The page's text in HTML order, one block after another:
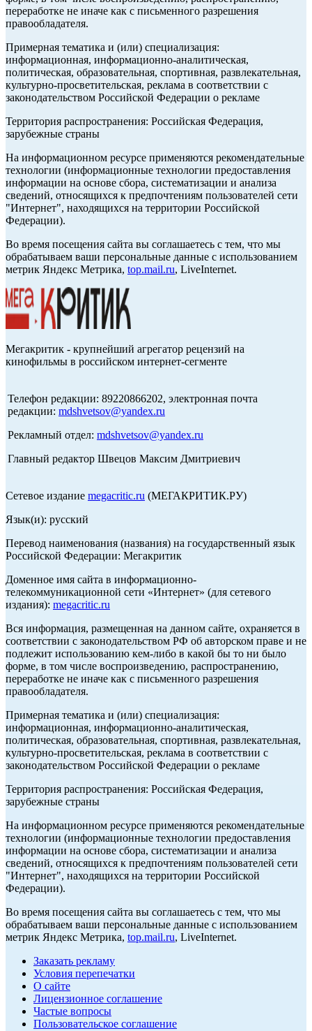
переработке не иначе как с письменного разрешения
правообладателя.
Примерная тематика и (или) специализация:
информационная, информационно-аналитическая,
политическая, образовательная, спортивная, развлекательная,
культурно-просветительская, реклама в соответствии с
законодательством Российской Федерации о рекламе
Территория распространения: Российская Федерация,
зарубежные страны
На информационном ресурсе применяются рекомендательные
технологии (информационные технологии предоставления
информации на основе сбора, систематизации и анализа
сведений, относящихся к предпочтениям пользователей сети
"Интернет", находящихся на территории Российской
Федерации).
Во время посещения сайта вы соглашаетесь с тем, что мы
обрабатываем ваши персональные данные с использованием
метрик Яндекс Метрика, top.mail.ru, LiveInternet.
Мегакритик - крупнейший агрегатор рецензий на
кинофильмы в российском интернет-сегменте
Телефон редакции: 89220866202, электронная почта
редакции: mdshvetsov@yandex.ru
Рекламный отдел: mdshvetsov@yandex.ru
Главный редактор Швецов Максим Дмитриевич
Сетевое издание megacritic.ru (МЕГАКРИТИК.РУ)
Язык(и): русский
Перевод наименования (названия) на государственный язык
Российской Федерации: Мегакритик
Доменное имя сайта в информационно-
телекоммуникационной сети «Интернет» (для сетевого
издания): megacritic.ru
Вся информация, размещенная на данном сайте, охраняется в
соответствии с законодательством РФ об авторском праве и не
подлежит использованию кем-либо в какой бы то ни было
форме, в том числе воспроизведению, распространению,
переработке не иначе как с письменного разрешения
правообладателя.
Примерная тематика и (или) специализация:
информационная, информационно-аналитическая,
политическая, образовательная, спортивная, развлекательная,
культурно-просветительская, реклама в соответствии с
законодательством Российской Федерации о рекламе
Территория распространения: Российская Федерация,
зарубежные страны
На информационном ресурсе применяются рекомендательные
технологии (информационные технологии предоставления
информации на основе сбора, систематизации и анализа
сведений, относящихся к предпочтениям пользователей сети
"Интернет", находящихся на территории Российской
Федерации).
Во время посещения сайта вы соглашаетесь с тем, что мы
обрабатываем ваши персональные данные с использованием
метрик Яндекс Метрика, top.mail.ru, LiveInternet.
Заказать рекламу
Условия перепечатки
О сайте
Лицензионное соглашение
Частые вопросы
Пользовательское соглашение